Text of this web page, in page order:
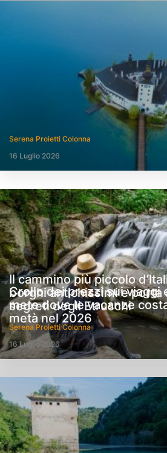
Serena Proietti Colonna
16 Luglio 2026
Il cammino più piccolo
borghi antichissimi e porta
segreti degli Etruschi
Serena Proietti Colonna
16 Luglio 2026
Crollo dei prezzi sui viaggi
mete dove le vacanze
metà nel 2026